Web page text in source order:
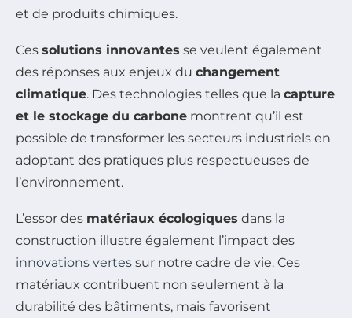
et de produits chimiques.
Ces solutions innovantes se veulent également
des réponses aux enjeux du changement
climatique. Des technologies telles que la capture
et le stockage du carbone montrent qu’il est
possible de transformer les secteurs industriels en
adoptant des pratiques plus respectueuses de
l’environnement.
L’essor des matériaux écologiques dans la
construction illustre également l’impact des
innovations vertes sur notre cadre de vie. Ces
matériaux contribuent non seulement à la
durabilité des bâtiments, mais favorisent